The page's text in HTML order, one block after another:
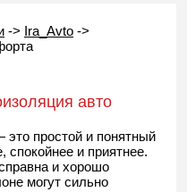
-> Ira_Avto ->
авто
это простой и понятный
спокойнее и приятнее.
и хорошо
могут сильно